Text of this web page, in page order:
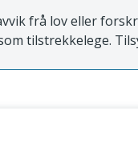
frå lov eller
tilstrekkelege.